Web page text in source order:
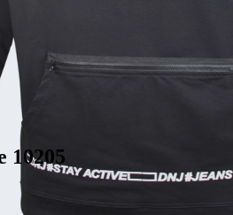
10205